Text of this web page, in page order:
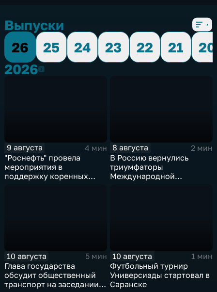
Выпуски
26
25 24 23 22 21
20
20262026
9 августа
4 мин
"Роснефть" провела
мероприятия в
поддержку коренных
8 августа
2 мин
В Россию вернулись
триумфаторы
Международной
10 августа
5 мин
Глава государства
обсудит общественный
транспорт на заседании в
10 августа
1 мин
Футбольный турнир
Универсиады стартовал в
Саранске